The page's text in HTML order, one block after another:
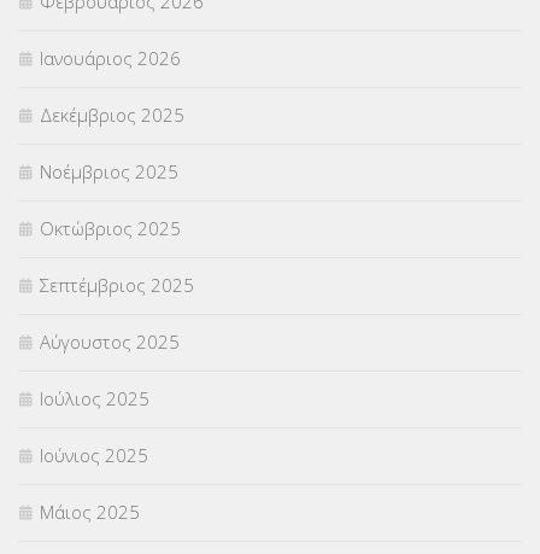
ΣΥΜΒΟΥΛΕΥΤΙΚΟΣ ΣΤΑΘΜΟΣ ΝΕΩΝ
ΣΥΝΤΑΞΕΙΣ(12)
ΣΧΟΛΙΚΟΙ ΣΥΜΒΟΥΛΟΙ
ΥΠΕΡΑΡΙΘΜΟΙ(1)
ΥΠΟΤΡΟΦΙΕΣ(28)
ΦΥΣΙΚΗ ΑΓΩΓΗ(692)
Χωρίς κατηγορία
Ιανουάριος 2026
Δεκέμβριος 2025
Νοέμβριος 2025
Οκτώβριος 2025
Σεπτέμβριος 2025
Αύγουστος 2025
Ιούλιος 2025
Ιούνιος 2025
Μάιος 2025